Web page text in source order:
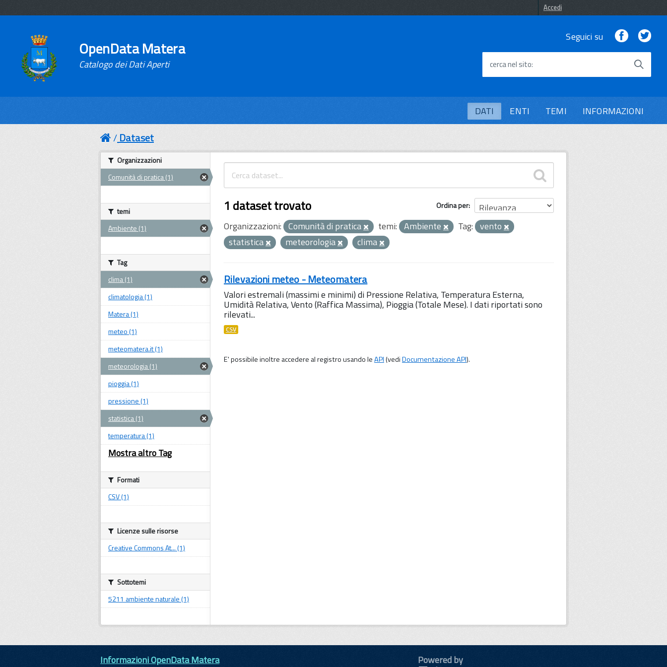
Accedi
OpenData Matera
Catalogo dei Dati Aperti
Seguici su Facebook
cerca nel sito
DATI ENTI TEMI INFORMAZIONI
Dataset
Ordina per
1 dataset trovato
Organizzazioni: Comunità di pratica temi: Ambiente Tag: vento
statistica
meteorologia clima
Rilevazioni meteo - Meteomatera
Valori estremali (massimi e minimi) di Pressione Relativa, Temperatura Esterna,
Umidità Relativa, Vento (Raffica Massima), Pioggia (Totale Mese). I dati riportati sono
rilevati...
CSV
E' possibile inoltre accedere al registro usando leAPI(vediDocumentazione API).
Organizzazioni
Comunità di pratica (1)
temi
Ambiente (1)
Tag
clima (1)
climatologia (1)
Matera (1)
meteo (1)
meteomatera.it (1)
meteorologia (1)
pioggia (1)
pressione (1)
statistica (1)
temperatura (1)
Mostra altro Tag
Formati
CSV (1)
Licenze sulle risorse
Creative Commons At... (1)
Sottotemi
5211 ambiente naturale (1)
Informazioni OpenData Matera
Powered by